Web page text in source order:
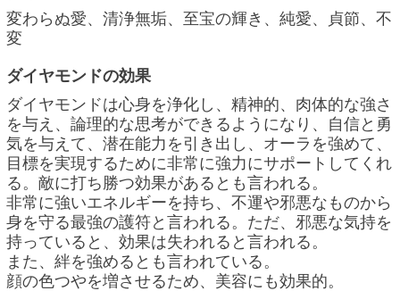
変わらぬ愛、清浄無垢、至宝の輝き、純愛、貞節、不
変
ダイヤモンドの効果
ダイヤモンドは心身を浄化し、精神的、肉体的な強さ
を与え、論理的な思考ができるようになり、自信と勇
気を与えて、潜在能力を引き出し、オーラを強めて、
目標を実現するために非常に強力にサポートしてくれ
る。敵に打ち勝つ効果があるとも言われる。
非常に強いエネルギーを持ち、不運や邪悪なものから
身を守る最強の護符と言われる。ただ、邪悪な気持を
持っていると、効果は失われると言われる。
また、絆を強めるとも言われている。
顔の色つやを増させるため、美容にも効果的。